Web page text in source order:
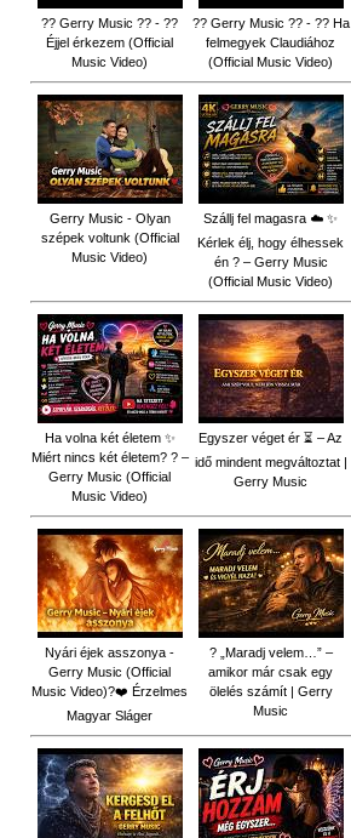
?? Gerry Music ?? - ??
Éjjel érkezem (Official
Music Video)
?? Gerry Music ?? - ?? Ha
felmegyek Claudiához
(Official Music Video)
Gerry Music - Olyan
szépek voltunk (Official
Music Video)
Szállj fel magasra ☁️ ✨
Kérlek élj, hogy élhessek
én ? – Gerry Music
(Official Music Video)
Ha volna két életem ✨
Miért nincs két életem? ? –
Gerry Music (Official
Music Video)
Egyszer véget ér ⏳ – Az
idő mindent megváltoztat |
Gerry Music
Nyári éjek asszonya -
Gerry Music (Official
Music Video)?❤️ Érzelmes
Magyar Sláger
? „Maradj velem…” –
amikor már csak egy
ölelés számít | Gerry
Music